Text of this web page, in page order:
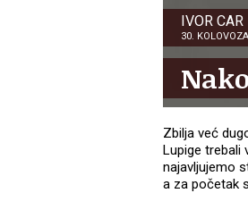
IVOR CAR
30.
Zbilja već
Lupige trebali
najavljujemo
a za početak